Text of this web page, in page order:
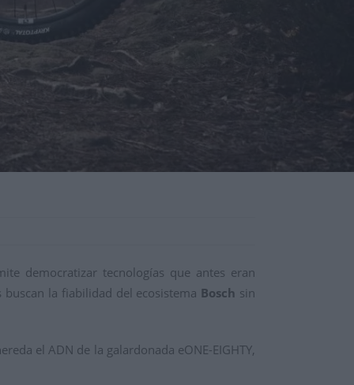
democratizar tecnologías que antes eran
la fiabilidad del ecosistema Bosch sin
el ADN de la galardonada eONE-EIGHTY,